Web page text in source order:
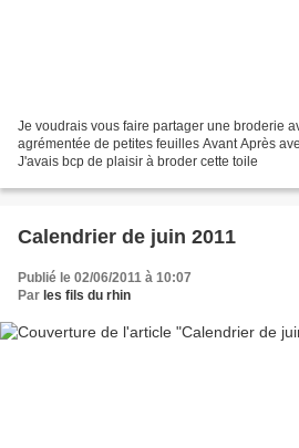
Je voudrais vous faire partager une broderie
agrémentée de petites feuilles Avant Après
J'avais bcp de plaisir à broder cette toile
Calendrier de juin 2011
Publié le 02/06/2011 à 10:07
Par les fils du rhin